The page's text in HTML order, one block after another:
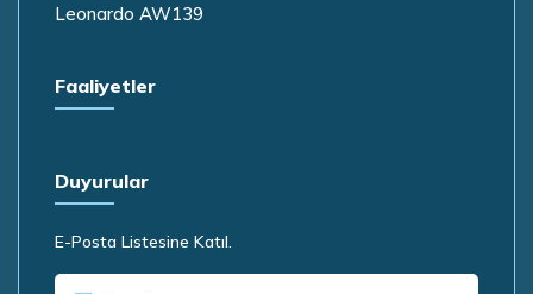
Leonardo AW139
Faaliyetler
Duyurular
E-Posta Listesine Katıl.